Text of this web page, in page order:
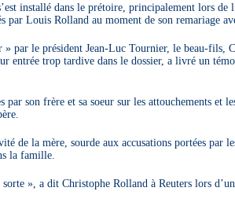
installé dans le prétoire, principalement lors de
par Louis Rolland au moment de son remariage
par le président Jean-Luc Tournier, le beau-fils,
entrée trop tardive dans le dossier, a livré un
son frère et sa soeur sur les attouchements et
de la mère, sourde aux accusations portées par
la famille.
», a dit Christophe Rolland à Reuters lors